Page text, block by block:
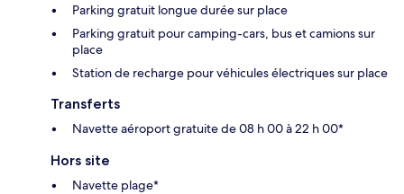
Parking gratuit longue durée sur place
Parking gratuit pour camping-cars, bus et camions sur
place
Station de recharge pour véhicules électriques sur place
Transferts
Navette aéroport gratuite de 08 h 00 à 22 h 00*
Hors site
Navette plage*